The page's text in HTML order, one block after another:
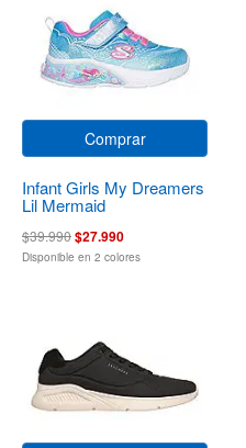
Comprar
Infant Girls My Dreamers
Lil Mermaid
$39.990$27.990
Disponible en 2 colores